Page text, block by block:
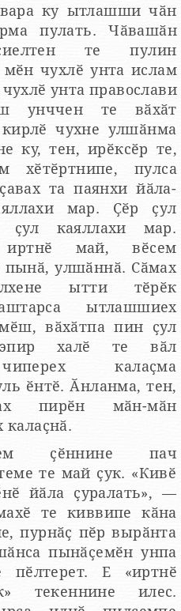
ку ытлашши чӑн
пулать. Чӑвашӑн
ҫиелтен те пулин
мӗн чухлӗ унта ислам
унта православи
унччен те вӑхӑт
чухне улшӑнма
ку, тен, ирӗксӗр те,
хӗтӗртнипе, пулса
та паянхи йӑла-
мар. Ҫӗр ҫул
каяллахи мар.
май, вӗсем
пынӑ, улшӑннӑ. Сӑмах
ытти тӗрӗк
ытлашшиех
вӑхӑтпа пин ҫул
халӗ те вӑл
калаҫма
ӗнтӗ. Ӑнланма, тен,
пирӗн мӑн-мӑн
калаҫнӑ.
ҫӗннине пач
те май ҫук. «Кивӗ
йӑла ҫуралать», —
те киввипе кӑна
пурнӑҫ пӗр вырӑнта
пынӑҫемӗн унпа
пӗлтерет. Е «иртнӗ
текеннине илес.